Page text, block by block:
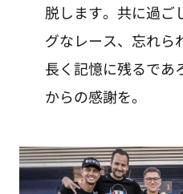
脱します。共に過ご
グなレース、忘れら
長く記憶に残るであ
からの感謝を。